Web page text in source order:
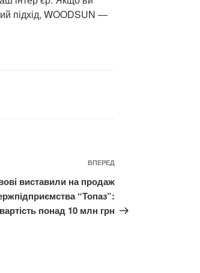
підхід, WOODSUN —
Наступний
запис
ВПЕРЕД
виставили на продаж
“Топаз”:
вартість понад 10 млн грн